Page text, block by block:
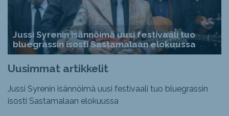
Jussi Syrenin isännöimä uusi festivaali tuo
bluegrassin isosti Sastamalaan elokuussa
Uusimmat artikkelit
Jussi Syrenin isännöimä uusi festivaali tuo bluegrassin
isosti Sastamalaan elokuussa